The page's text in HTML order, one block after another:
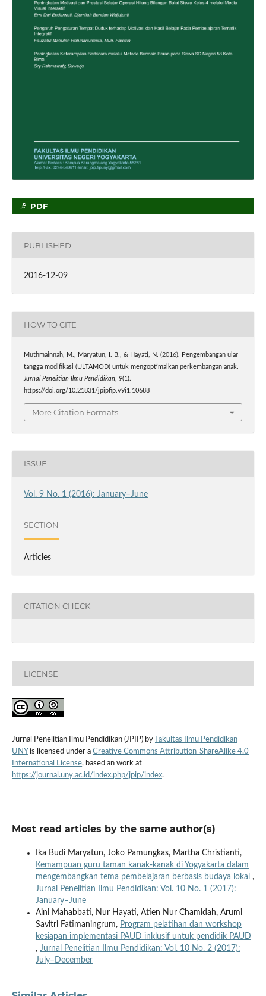
PDF
PUBLISHED
2016-12-09
HOW TO CITE
Muthmainnah, M., Maryatun, I. B., & Hayati, N. (2016). Pengembangan ular
tangga modifikasi (ULTAMOD) untuk mengoptimalkan perkembangan anak.
Jurnal Penelitian Ilmu Pendidikan, 9(1).
https://doi.org/10.21831/jpipfip.v9i1.10688
More Citation Formats
ISSUE
Vol. 9 No. 1 (2016): January–June
SECTION
Articles
CITATION CHECK
LICENSE
Jurnal Penelitian Ilmu Pendidikan (JPIP) by Fakultas Ilmu Pendidikan
UNYis licensed under a Creative Commons Attribution-ShareAlike 4.0
International License, based an work at
https://journal.uny.ac.id/index.php/jpip/index.
Most read articles by the same author(s)
Ika Budi Maryatun, Joko Pamungkas, Martha Christianti,
Kemampuan guru taman kanak-kanak di Yogyakarta dalam
mengembangkan tema pembelajaran berbasis budaya lokal ,
Jurnal Penelitian Ilmu Pendidikan: Vol. 10 No. 1 (2017):
January–June
Aini Mahabbati, Nur Hayati, Atien Nur Chamidah, Arumi
Savitri Fatimaningrum, Program pelatihan dan workshop
kesiapan implementasi PAUD inklusif untuk pendidik PAUD
, Jurnal Penelitian Ilmu Pendidikan: Vol. 10 No. 2 (2017):
July–December